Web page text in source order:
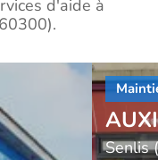
d'aide à
Senlis